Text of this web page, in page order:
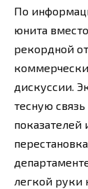
По
юнита
рекордной
дискуссии.
тесную
легкой руки